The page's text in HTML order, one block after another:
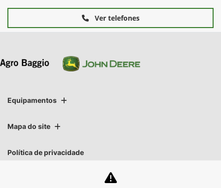
Ver telefones
Equipamentos
Mapa do site
Política de privacidade